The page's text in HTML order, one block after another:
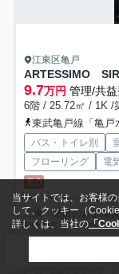
江東区亀戸
ARTESSIMO
9.7万円 管理/共
6階 / 25.72㎡ / 1K /
東武亀戸線「亀戸
バス・トイレ別
フローリング
電
敷0
江東・墨田のお部屋探
ROOTS 03-5638-
当サイトでは、お客様
して、クッキー（
詳しくは、当社の「